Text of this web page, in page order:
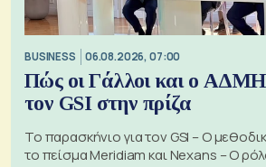
BUSINESS 06.08.2026, 07:00
Πώς οι Γάλλοι και ο
τον GSI στην πρίζα
Το παρασκήνιο για τον GSI – Ο
το πείσμα Meridiam και Nexans – Ο